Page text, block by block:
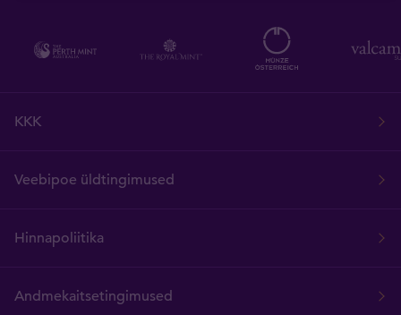
KKK
Veebipoe üldtingimused
Hinnapoliitika
Andmekaitsetingimused